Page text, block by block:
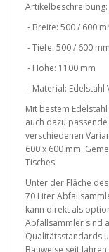
Artikelbeschreibung:
- Breite: 500 / 600
- Tiefe: 500 / 600 mm
- Höhe: 1100 mm
- Material: Edelstahl
Mit bestem
auch dazu
verschiedenen
600 x 600 mm.
Tisches.
Unter der Fläche
70 Liter
kann direkt als
Abfallsammler sind
Qualitätsstandards
Bauweise seit